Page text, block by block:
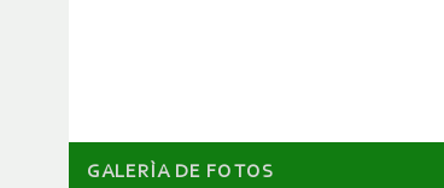
GALERÌA DE FOTOS